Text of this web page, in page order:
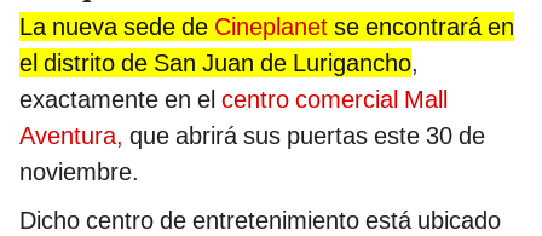
La nueva sede de Cineplanet se encontrará en
el distrito de San Juan de Lurigancho,
exactamente en el centro comercial Mall
Aventura, que abrirá sus puertas este 30 de
noviembre.
Dicho centro de entretenimiento está ubicado